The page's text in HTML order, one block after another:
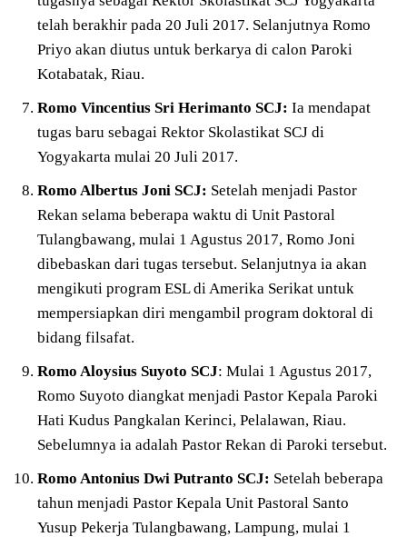
telah berakhir pada 20 Juli 2017. Selanjutnya Romo
Priyo akan diutus untuk berkarya di calon Paroki
Kotabatak, Riau.
Romo Vincentius Sri Herimanto SCJ: Ia mendapat
tugas baru sebagai Rektor Skolastikat SCJ di
Yogyakarta mulai 20 Juli 2017.
Romo Albertus Joni SCJ: Setelah menjadi Pastor
Rekan selama beberapa waktu di Unit Pastoral
Tulangbawang, mulai 1 Agustus 2017, Romo Joni
dibebaskan dari tugas tersebut. Selanjutnya ia akan
mengikuti program ESL di Amerika Serikat untuk
mempersiapkan diri mengambil program doktoral di
bidang filsafat.
Romo Aloysius Suyoto SCJ: Mulai 1 Agustus 2017,
Romo Suyoto diangkat menjadi Pastor Kepala Paroki
Hati Kudus Pangkalan Kerinci, Pelalawan, Riau.
Sebelumnya ia adalah Pastor Rekan di Paroki tersebut.
Romo Antonius Dwi Putranto SCJ: Setelah beberapa
tahun menjadi Pastor Kepala Unit Pastoral Santo
Yusup Pekerja Tulangbawang, Lampung, mulai 1